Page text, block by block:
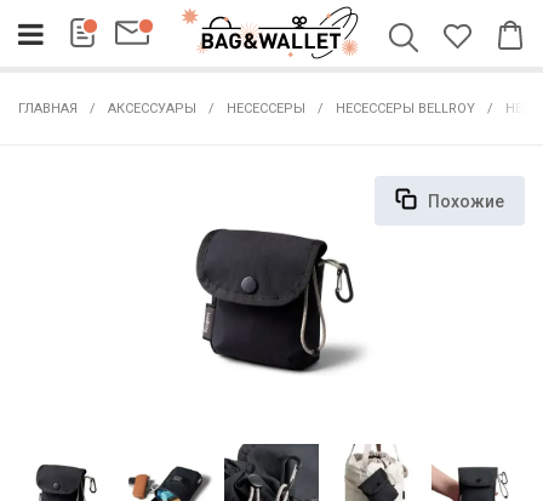
ГЛАВНАЯ АКСЕССУАРЫ НЕСЕССЕРЫ НЕСЕССЕРЫ BELLROY
Похожие